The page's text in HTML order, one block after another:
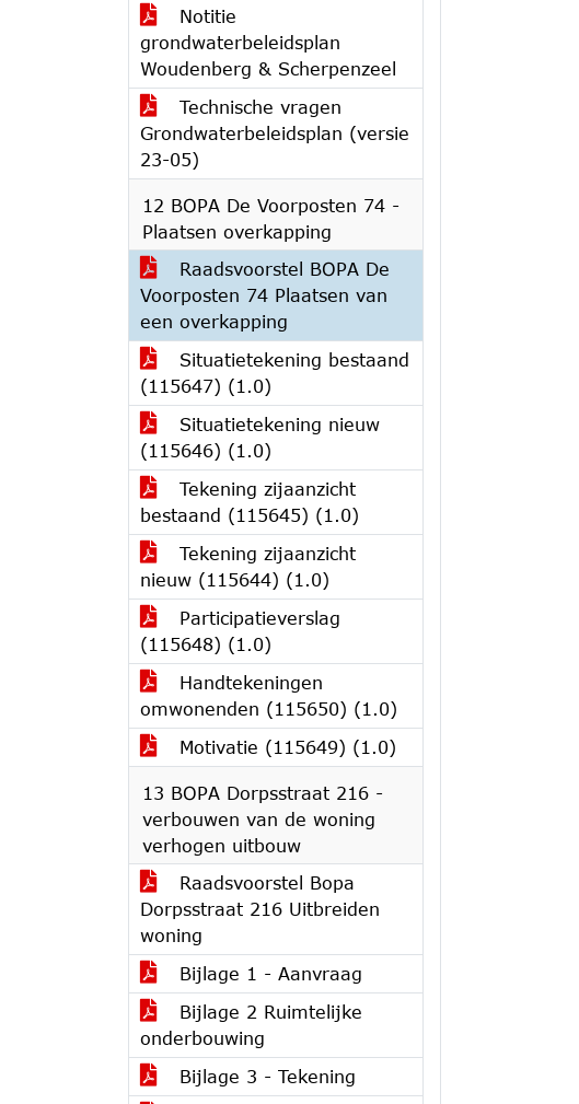
Notitie
grondwaterbeleidsplan
Woudenberg & Scherpenzeel
Technische vragen
Grondwaterbeleidsplan (versie
23-05)
12 BOPA De Voorposten 74 -
Plaatsen overkapping
Raadsvoorstel BOPA De
Voorposten 74 Plaatsen van
een overkapping
Situatietekening bestaand
(115647) (1.0)
Situatietekening nieuw
(115646) (1.0)
Tekening zijaanzicht
bestaand (115645) (1.0)
Tekening zijaanzicht
nieuw (115644) (1.0)
Participatieverslag
(115648) (1.0)
Handtekeningen
omwonenden (115650) (1.0)
Motivatie (115649) (1.0)
13 BOPA Dorpsstraat 216 -
verbouwen van de woning
verhogen uitbouw
Raadsvoorstel Bopa
Dorpsstraat 216 Uitbreiden
woning
Bijlage 1 - Aanvraag
Bijlage 2 Ruimtelijke
onderbouwing
Bijlage 3 - Tekening